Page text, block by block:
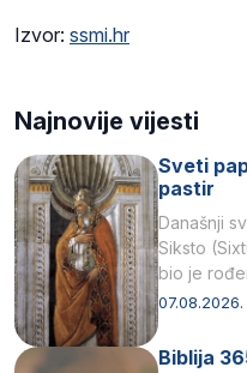
Izvor: ssmi.hr
Najnovije vijesti
Sveti
pastir
Današnji
Siksto
bio je
afričkim…
07.08.2026.
Biblija